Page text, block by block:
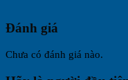
Đánh giá
Chưa có đánh giá nào.